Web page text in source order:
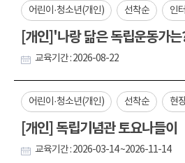
어린이·청소년(개인) 선착순 인
[개인]'나랑 닮은 독립운동가
교육기간 : 2026-08-22
어린이·청소년(개인) 선착순 현
[개인] 독립기념관 토요나들이
교육기간 : 2026-03-14 ~2026-11-14